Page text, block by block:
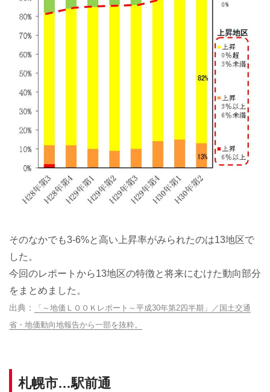
そのなかでも3-6%と高い上昇率がみられたのは13地区で
した。
今回のレポートから13地区の特徴と将来にむけた動向部分
をまとめました。
「～地価ＬＯＯＫレポート～平成30年第2四半期」／国土交通
省・地価動向地報告から一部を抜粋。
札幌市…駅前通